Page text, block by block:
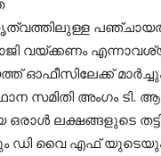
വയ്ക്കണം
ഓഫീസിലേക്ക്
സമിതി അംഗം
ലക്ഷങ്ങളുടെ
ഡി വൈ എഫ് യുടെയും